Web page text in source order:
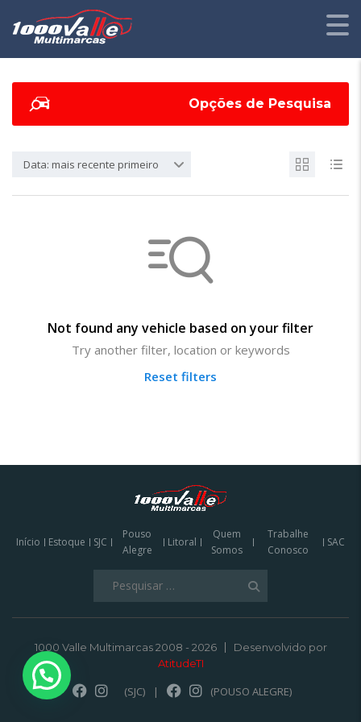
Opções de Pesquisa
Data: mais recente primeiro
Not found any vehicle based on your filter
Try another filter, location or keywords
Reset filters
Início Estoque SJC
Pouso
Alegre
Litoral
Quem
Somos
Trabalhe
Conosco
SAC
1000 Valle Multimarcas 2008 - 2026
Desenvolvido por
AtitudeTI
(SJC) | (POUSO ALEGRE)